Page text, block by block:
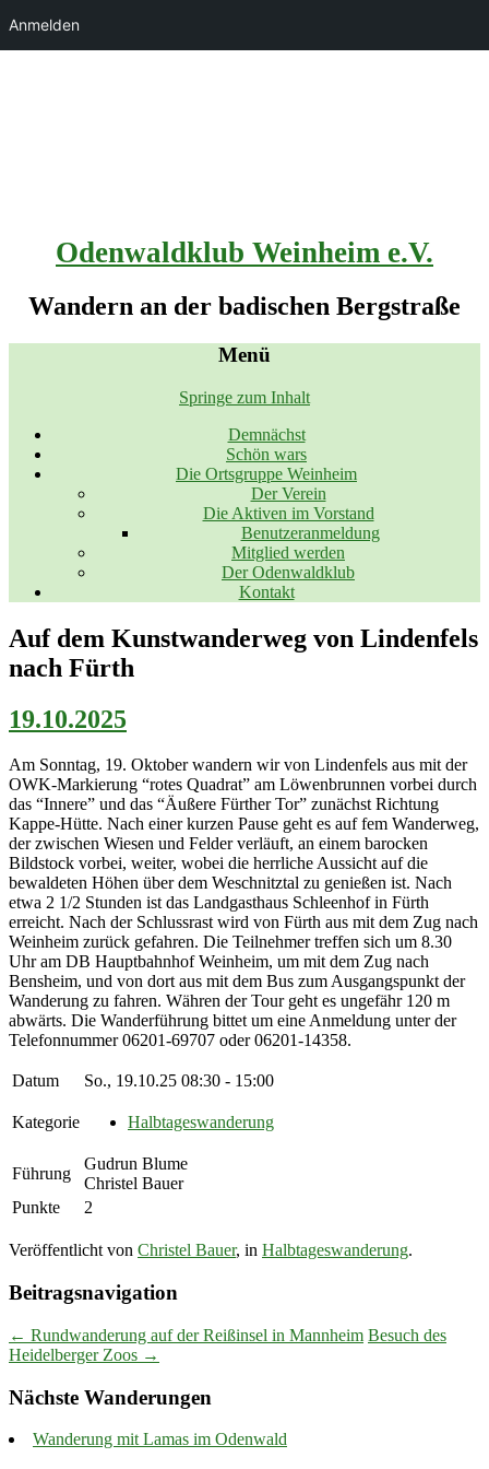
Odenwaldklub Weinheim e.V.
Wandern an der badischen Bergstraße
Menü
Springe zum Inhalt
Demnächst
Schön wars
Die Ortsgruppe Weinheim
Der Verein
Die Aktiven im Vorstand
Benutzeranmeldung
Mitglied werden
Der Odenwaldklub
Kontakt
Auf dem Kunstwanderweg von Lindenfels
nach Fürth
19.10.2025
Am Sonntag, 19. Oktober wandern wir von Lindenfels aus mit der
OWK-Markierung “rotes Quadrat” am Löwenbrunnen vorbei durch
das “Innere” und das “Äußere Fürther Tor” zunächst Richtung
Kappe-Hütte. Nach einer kurzen Pause geht es auf fem Wanderweg,
der zwischen Wiesen und Felder verläuft, an einem barocken
Bildstock vorbei, weiter, wobei die herrliche Aussicht auf die
bewaldeten Höhen über dem Weschnitztal zu genießen ist. Nach
etwa 2 1/2 Stunden ist das Landgasthaus Schleenhof in Fürth
erreicht. Nach der Schlussrast wird von Fürth aus mit dem Zug nach
Weinheim zurück gefahren. Die Teilnehmer treffen sich um 8.30
Uhr am DB Hauptbahnhof Weinheim, um mit dem Zug nach
Bensheim, und von dort aus mit dem Bus zum Ausgangspunkt der
Wanderung zu fahren. Währen der Tour geht es ungefähr 120 m
abwärts. Die Wanderführung bittet um eine Anmeldung unter der
Telefonnummer 06201-69707 oder 06201-14358.
Datum So., 19.10.25 08:30 - 15:00
Kategorie Halbtageswanderung
Führung
Gudrun Blume
Christel Bauer
Punkte
2
Veröffentlicht von Christel Bauer, in Halbtageswanderung.
Beitragsnavigation
← Rundwanderung auf der Reißinsel in Mannheim Besuch des
Heidelberger Zoos →
Nächste Wanderungen
Wanderung mit Lamas im Odenwald
Anmelden